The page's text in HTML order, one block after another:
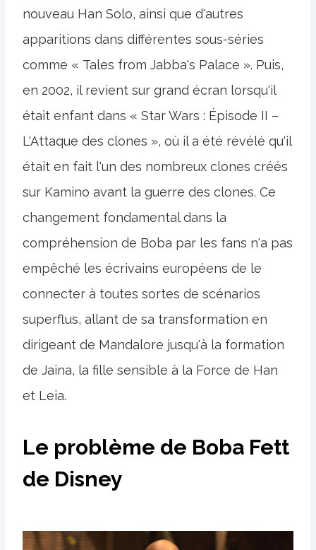
nouveau Han Solo, ainsi que d'autres
apparitions dans différentes sous-séries
comme « Tales from Jabba's Palace ». Puis,
en 2002, il revient sur grand écran lorsqu'il
était enfant dans « Star Wars : Épisode II –
L'Attaque des clones », où il a été révélé qu'il
était en fait l'un des nombreux clones créés
sur Kamino avant la guerre des clones. Ce
changement fondamental dans la
compréhension de Boba par les fans n'a pas
empêché les écrivains européens de le
connecter à toutes sortes de scénarios
superflus, allant de sa transformation en
dirigeant de Mandalore jusqu'à la formation
de Jaina, la fille sensible à la Force de Han
et Leia.
Le problème de Boba Fett
de Disney